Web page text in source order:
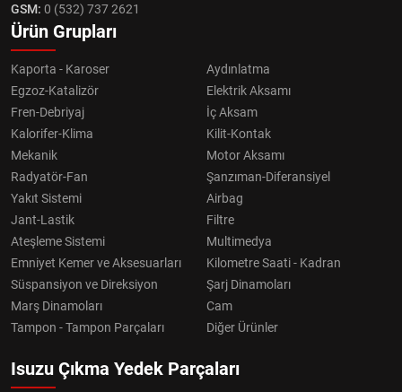
GSM: 0 (532) 737 2621
Ürün Grupları
Kaporta - Karoser
Aydınlatma
Egzoz-Katalizör
Elektrik Aksamı
Fren-Debriyaj
İç Aksam
Kalorifer-Klima
Kilit-Kontak
Mekanik
Motor Aksamı
Radyatör-Fan
Şanzıman-Diferansiyel
Yakıt Sistemi
Airbag
Jant-Lastik
Filtre
Ateşleme Sistemi
Multimedya
Emniyet Kemer ve Aksesuarları
Kilometre Saati - Kadran
Süspansiyon ve Direksiyon
Şarj Dinamoları
Marş Dinamoları
Cam
Tampon - Tampon Parçaları
Diğer Ürünler
Isuzu Çıkma Yedek Parçaları